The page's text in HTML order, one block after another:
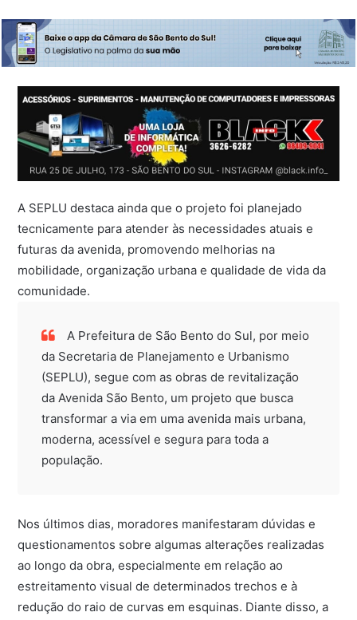
A SEPLU destaca ainda que o projeto foi planejado
tecnicamente para atender às necessidades atuais e
futuras da avenida, promovendo melhorias na
mobilidade, organização urbana e qualidade de vida da
comunidade.
A Prefeitura de São Bento do Sul, por meio
da Secretaria de Planejamento e Urbanismo
(SEPLU), segue com as obras de revitalização
da Avenida São Bento, um projeto que busca
transformar a via em uma avenida mais urbana,
moderna, acessível e segura para toda a
população.
Nos últimos dias, moradores manifestaram dúvidas e
questionamentos sobre algumas alterações realizadas
ao longo da obra, especialmente em relação ao
estreitamento visual de determinados trechos e à
redução do raio de curvas em esquinas. Diante disso, a